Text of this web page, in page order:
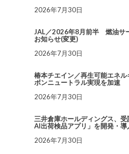
2026年7月30日
JAL／2026年8月前半 燃油サ
お知らせ(変更)
2026年7月30日
椿本チエイン／再生可能エネ
ボンニュートラル実現を加速
2026年7月30日
三井倉庫ホールディングス、
AI出荷検品アプリ」を開発・導
2026年7月30日